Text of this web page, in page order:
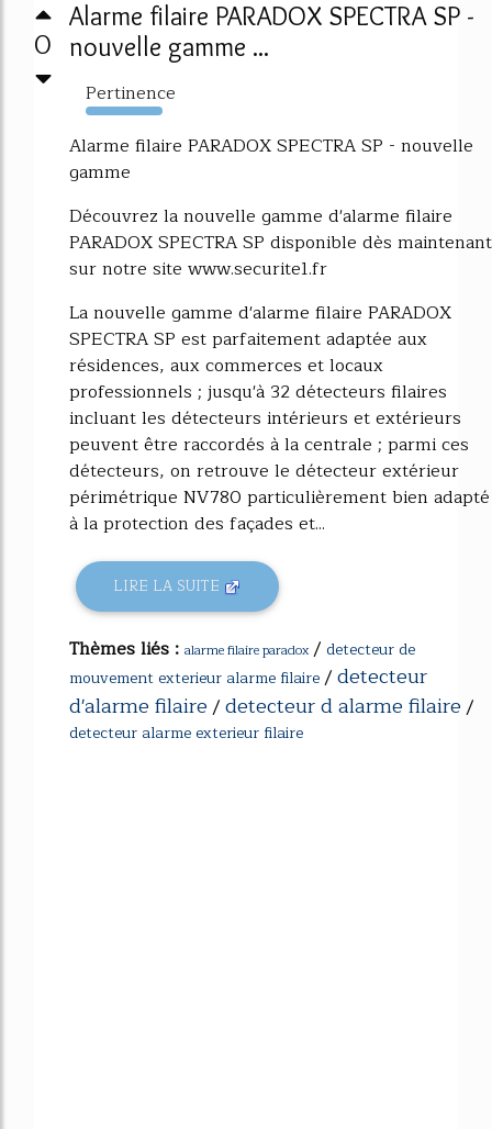
0
Alarme filaire PARADOX SPECTRA SP -
nouvelle gamme ...
Pertinence
2221%
Alarme filaire PARADOX SPECTRA SP - nouvelle
gamme
Découvrez la nouvelle gamme d'alarme filaire
PARADOX SPECTRA SP disponible dès maintenant
sur notre site www.securite1.fr
La nouvelle gamme d'alarme filaire PARADOX
SPECTRA SP est parfaitement adaptée aux
résidences, aux commerces et locaux
professionnels ; jusqu'à 32 détecteurs filaires
incluant les détecteurs intérieurs et extérieurs
peuvent être raccordés à la centrale ; parmi ces
détecteurs, on retrouve le détecteur extérieur
périmétrique NV780 particulièrement bien adapté
à la protection des façades et...
LIRE LA SUITE
Thèmes liés : alarme filaire paradox / detecteur de
mouvement exterieur alarme filaire/detecteur
d'alarme filaire/detecteur d alarme filaire/
detecteur alarme exterieur filaire